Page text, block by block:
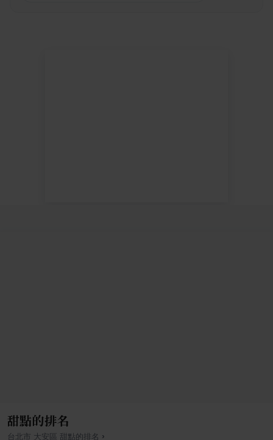
甜點的排名
台北市 大安區 甜點的排名 ›